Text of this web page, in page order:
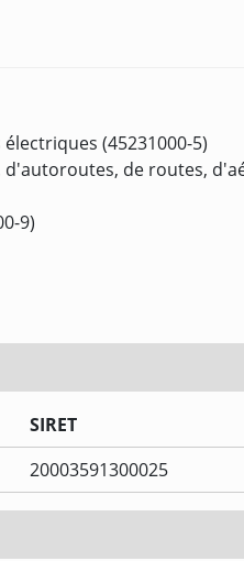
(45231000-5)
de routes,
9)
SIRET
20003591300025